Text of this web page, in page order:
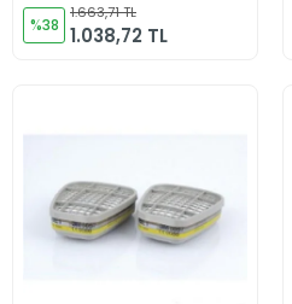
%38
1.663,71 TL
1.038,72 TL